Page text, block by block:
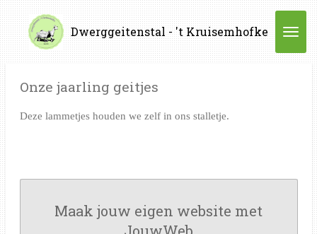
Ga
direct
naar
hoofdinhoud
Dwerggeitenstal - 't Kruisemhofke
Onze jaarling geitjes
Deze lammetjes houden we zelf in ons stalletje.
Maak jouw eigen website met